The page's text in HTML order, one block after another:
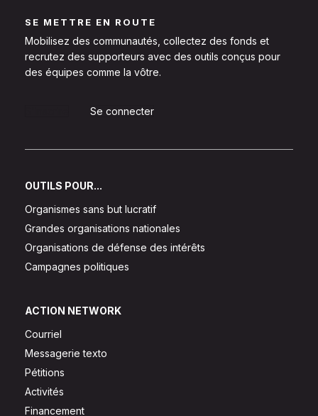
SE METTRE EN ROUTE
Mobilisez des communautés, collectez des fonds et
recrutez des supporteurs avec des outils conçus pour
des équipes comme la vôtre.
Se connecter
OUTILS POUR...
Organismes sans but lucratif
Grandes organisations nationales
Organisations de défense des intérêts
Campagnes politiques
ACTION NETWORK
Courriel
Messagerie texto
Pétitions
Activités
Financement